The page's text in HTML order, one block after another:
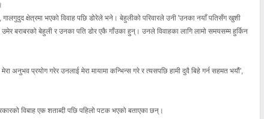
क्षेत्रमा भएको विवाह पछि डोरेले भने। बेहुलीको परिवारले उनी 'उनका नयाँ पतिसँग खुशी
बराबरको बेहुली र उनका पति डोर एकै गाँउका हुन्। उनले विवाहका लागि लामो समयसम्म हुर्किन
अनुभव प्रयोग गरेर उनलाई मेरा मायामा कन्भिन्स गरे र त्यसपछि हामी दुवै बिहे गर्न सहमत भयौं',
विबाह एक शताब्दी पछि पहिलो पटक भएको बताएका छन्।